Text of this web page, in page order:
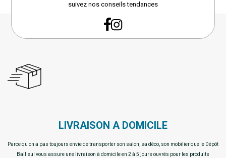
suivez nos conseils tendances
LIVRAISON A DOMICILE
Parce qu'on a pas toujours envie de transporter son salon, sa déco, son mobilier que le Dépôt
Bailleul vous assure une livraison à domicile en 2 à 5 jours ouvrés pour les produits